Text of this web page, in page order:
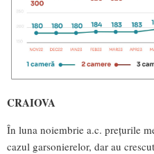
CRAIOVA
În luna noiembrie a.c. prețurile
cazul garsonierelor, dar au